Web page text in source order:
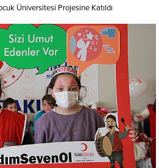
Üniversitesi Projesine Katıldı